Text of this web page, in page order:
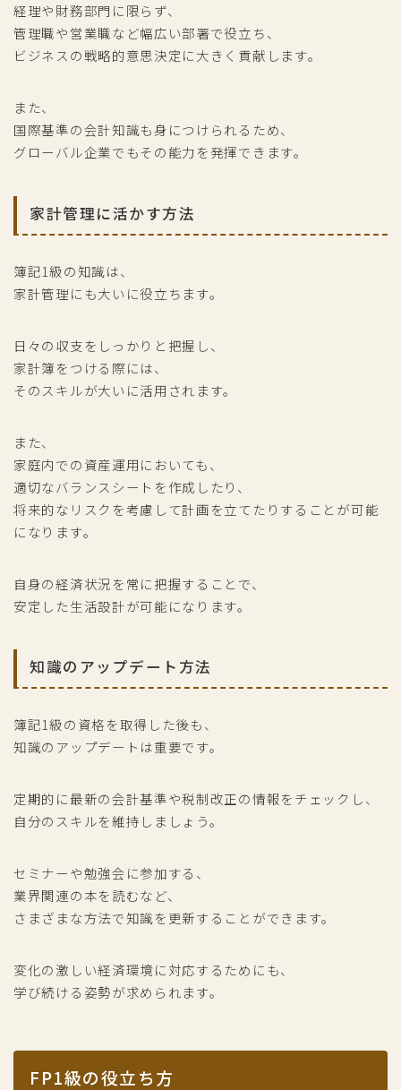
経理や財務部門に限らず、
管理職や営業職など幅広い部署で役立ち、
ビジネスの戦略的意思決定に大きく貢献します。
また、
国際基準の会計知識も身につけられるため、
グローバル企業でもその能力を発揮できます。
家計管理に活かす方法
簿記1級の知識は、
家計管理にも大いに役立ちます。
日々の収支をしっかりと把握し、
家計簿をつける際には、
そのスキルが大いに活用されます。
また、
家庭内での資産運用においても、
適切なバランスシートを作成したり、
将来的なリスクを考慮して計画を立てたりすることが可能
になります。
自身の経済状況を常に把握することで、
安定した生活設計が可能になります。
知識のアップデート方法
簿記1級の資格を取得した後も、
知識のアップデートは重要です。
定期的に最新の会計基準や税制改正の情報をチェックし、
自分のスキルを維持しましょう。
セミナーや勉強会に参加する、
業界関連の本を読むなど、
さまざまな方法で知識を更新することができます。
変化の激しい経済環境に対応するためにも、
学び続ける姿勢が求められます。
FP1級の役立ち方